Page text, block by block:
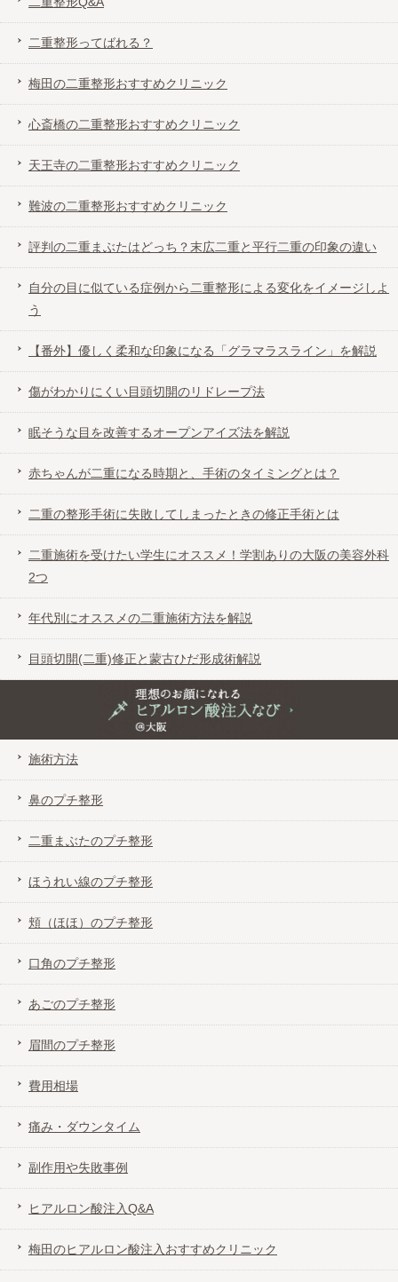
梅田の二重整形おすすめクリニック
心斎橋の二重整形おすすめクリニック
天王寺の二重整形おすすめクリニック
難波の二重整形おすすめクリニック
評判の二重まぶたはどっち？末広二重と平行
二重の印象の違い
変化をイメージしよう
【番外】優しく柔和な印象になる「グラマラ
傷がわかりにくい目頭切開のリドレープ法
眠そうな目を改善するオープンアイズ法を解
説
赤ちゃんが二重になる時期と、手術のタイミ
二重の整形手術に失敗してしまったときの修
正手術とは
年代別にオススメの二重施術方法を解説
二重整形ってばれる？
梅田の二重整形おすすめクリニック
心斎橋の二重整形おすすめクリニック
天王寺の二重整形おすすめクリニック
難波の二重整形おすすめクリニック
評判の二重まぶたはどっち？末広二重と平行二重の印象の違い
自分の目に似ている症例から二重整形による変化をイメージしよ
う
【番外】優しく柔和な印象になる「グラマラスライン」を解説
傷がわかりにくい目頭切開のリドレープ法
眠そうな目を改善するオープンアイズ法を解説
赤ちゃんが二重になる時期と、手術のタイミングとは？
二重の整形手術に失敗してしまったときの修正手術とは
二重施術を受けたい学生にオススメ！学割ありの大阪の美容外科
2つ
年代別にオススメの二重施術方法を解説
目頭切開(二重)修正と蒙古ひだ形成術解説
理想のお顔になれるヒアルロン酸注入なび＠大阪
施術方法
鼻のプチ整形
二重まぶたのプチ整形
ほうれい線のプチ整形
頬（ほほ）のプチ整形
口角のプチ整形
あごのプチ整形
眉間のプチ整形
費用相場
痛み・ダウンタイム
副作用や失敗事例
ヒアルロン酸注入Q&A
梅田のヒアルロン酸注入おすすめクリニック